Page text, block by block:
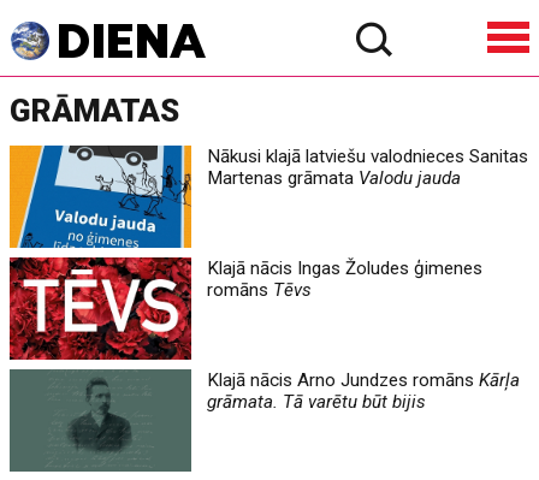
GRĀMATAS
Nākusi klajā latviešu valodnieces Sanitas
Martenas grāmata Valodu jauda
Klajā nācis Ingas Žoludes ģimenes
romāns Tēvs
Klajā nācis Arno Jundzes romānsKārļa
grāmata. Tā varētu būt bijis